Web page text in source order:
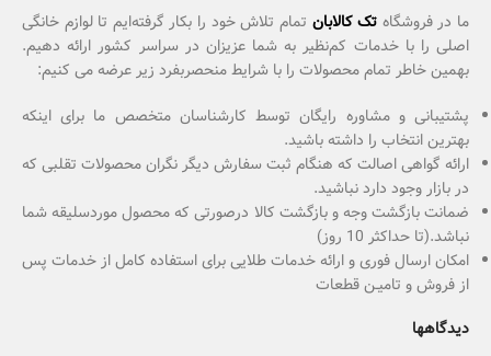
ما در فروشگاه تک کالابان تمام تلاش خود را بکار گرفته‌ایم تا لوازم خانگی
اصلی را با خدمات کم‌نظیر به شما عزیزان در سراسر کشور ارائه دهیم.
بهمین خاطر تمام محصولات را با شرایط منحصربفرد زیر عرضه می کنیم:
پشتیبانی و مشاوره رایگان توسط کارشناسان متخصص ما برای اینکه
بهترین انتخاب را داشته باشید.
ارائه گواهی اصالت که هنگام ثبت سفارش دیگر نگران محصولات تقلبی که
در بازار وجود دارد نباشید.
ضمانت بازگشت وجه و بازگشت کالا درصورتی که محصول موردسلیقه شما
نباشد.(تا حداکثر 10 روز)
امکان ارسال فوری و ارائه خدمات طلایی برای استفاده کامل از خدمات پس
از فروش و تامیـن قطعات
دیدگاهها